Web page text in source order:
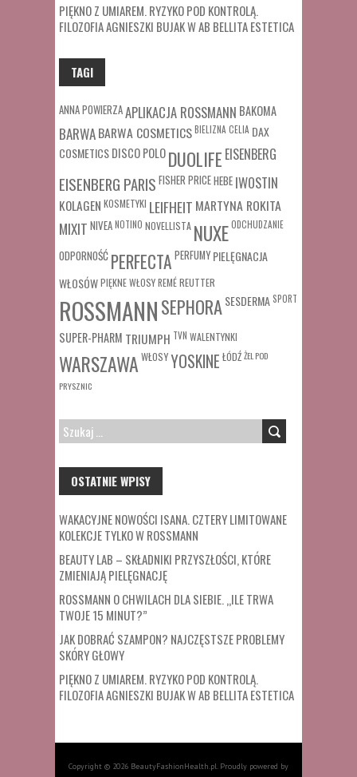
PIĘKNO Z UMIAREM. RYZYKO POD KONTROLĄ.
FILOZOFIA AGNIESZKI BUJAK W AB BELLITA ESTETICA
TAGI
ANNA POWIERZAAPLIKACJA ROSSMANN BAKOMA
BARWABARWA COSMETICSBIELIZNA CELIA DAX
COSMETICSDISCO POLODUOLIFE EISENBERG
EISENBERG PARIS FISHER PRICEHEBE IWOSTIN
KOLAGEN KOSMETYKI LEIFHEIT MARTYNA ROKITA
MIXIT NIVEANOTINO NOVELLISTA NUXEODCHUDZANIE
ODPORNOŚĆ PERFECTA PERFUMY PIELĘGNACJA
WŁOSÓWPIĘKNE WŁOSYREMÉREUTTER
ROSSMANNSEPHORASESDERMA SPORT
SUPER-PHARM TRIUMPH TVN WALENTYNKI
WARSZAWA WŁOSYYOSKINE ŁÓDŹŻEL POD
PRYSZNIC
SZUKAJ:
OSTATNIE WPISY
WAKACYJNE NOWOŚCI ISANA. CZTERY LIMITOWANE
KOLEKCJE TYLKO W ROSSMANN
BEAUTY LAB – SKŁADNIKI PRZYSZŁOŚCI, KTÓRE
ZMIENIAJĄ PIELĘGNACJĘ
ROSSMANN O CHWILACH DLA SIEBIE. „ILE TRWA
TWOJE 15 MINUT?”
JAK DOBRAĆ SZAMPON? NAJCZĘSTSZE PROBLEMY
SKÓRY GŁOWY
PIĘKNO Z UMIAREM. RYZYKO POD KONTROLĄ.
FILOZOFIA AGNIESZKI BUJAK W AB BELLITA ESTETICA
Copyright © 2026 BeautyFashionHealth.pl. Proudly powered by